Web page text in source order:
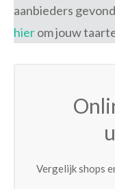
aanbieders
hierom jouw
Vergelijk shops